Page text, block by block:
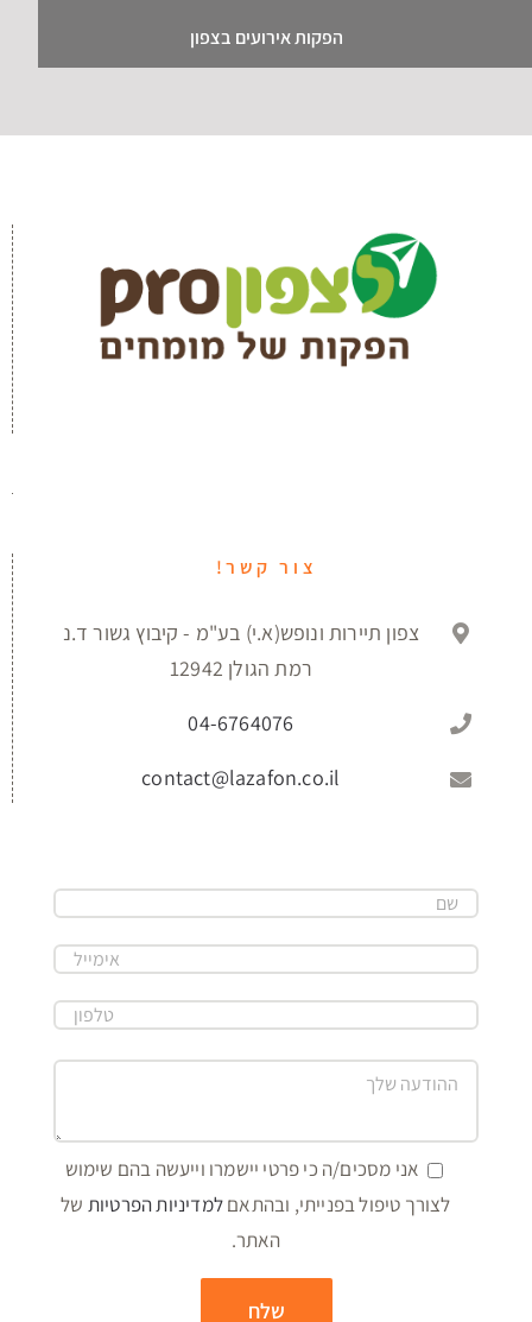
הפקות אירועים בצפון
צור קשר!
צפון תיירות ונופש(א.י) בע"מ - קיבוץ גשור ד.נ
רמת הגולן 12942
04-6764076
contact@lazafon.co.il
אני מסכים/ה כי פרטי יישמרו וייעשה בהם שימוש
לצורך טיפול בפנייתי, ובהתאםלמדיניות הפרטיות של
האתר.